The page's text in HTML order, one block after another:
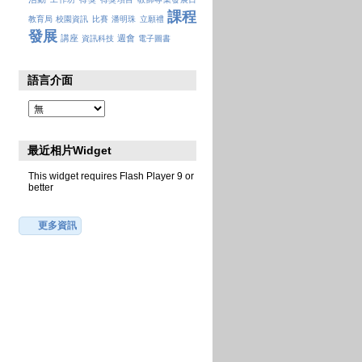
教育局 校園資訊 比賽 潘明珠 立願禮 課程
發展 講座 資訊科技 週會 電子圖書
語言介面
最近相片Widget
This widget requires Flash Player 9 or
better
更多資訊